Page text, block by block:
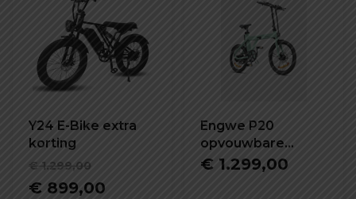
Y24 E-Bike extra
korting
€1.299,00
Oorspronkelijke
prijs
€ 899,00
Engwe P20
opvouwbare
elektrische fiets
€ 1.299,00